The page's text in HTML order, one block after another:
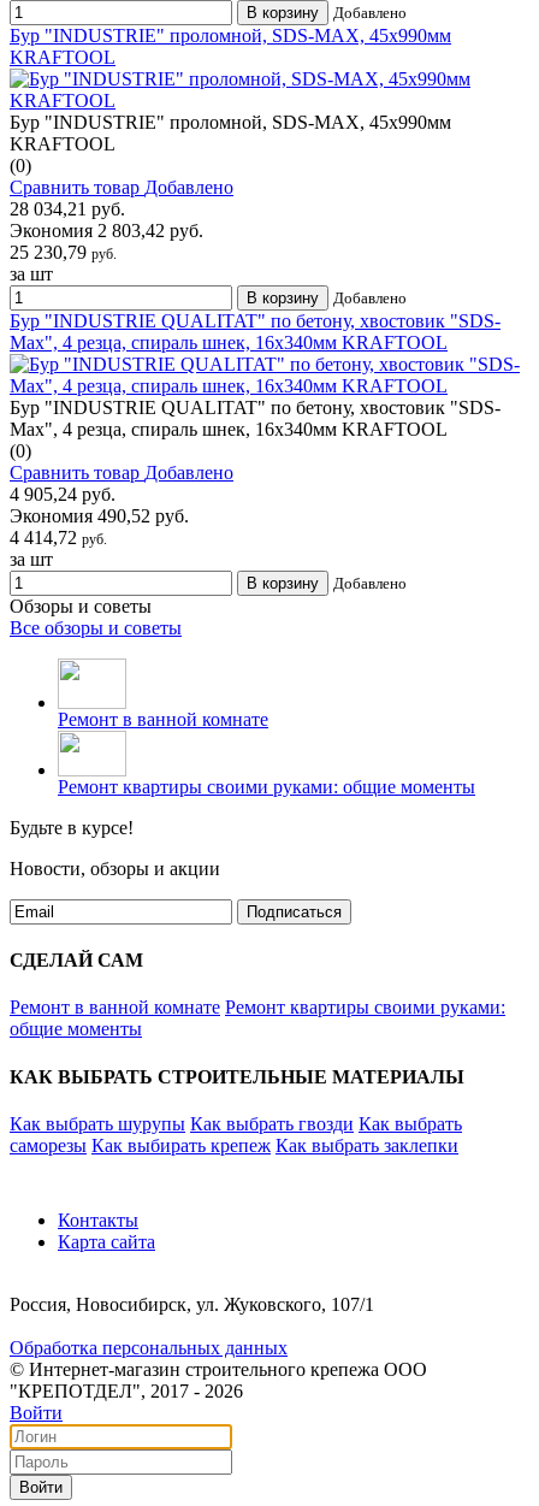
В корзину Добавлено
Бур "INDUSTRIE" проломной, SDS-MAX, 45х990мм
KRAFTOOL
Бур "INDUSTRIE" проломной, SDS-MAX, 45х990мм
KRAFTOOL
(0)
Сравнить товар Добавлено
28 034,21 руб.
Экономия 2 803,42 руб.
25 230,79 руб.
за шт
В корзину Добавлено
Бур "INDUSTRIE QUALITAT" по бетону, хвостовик "SDS-
Max", 4 резца, спираль шнек, 16х340мм KRAFTOOL
Бур "INDUSTRIE QUALITAT" по бетону, хвостовик "SDS-
Max", 4 резца, спираль шнек, 16х340мм KRAFTOOL
(0)
Сравнить товар Добавлено
4 905,24 руб.
Экономия 490,52 руб.
4 414,72 руб.
за шт
В корзину Добавлено
Обзоры и советы
Все обзоры и советы
Ремонт в ванной комнате
Ремонт квартиры своими руками: общие моменты
Будьте в курсе!
Новости, обзоры и акции
Подписаться
СДЕЛАЙ САМ
Ремонт в ванной комнате Ремонт квартиры своими руками:
общие моменты
КАК ВЫБРАТЬ СТРОИТЕЛЬНЫЕ МАТЕРИАЛЫ
Как выбрать шурупы Как выбрать гвозди Как выбрать
саморезы Как выбирать крепеж Как выбрать заклепки
Контакты
Карта сайта
Россия, Новосибирск, ул. Жуковского, 107/1
Обработка персональных данных
© Интернет-магазин строительного крепежа ООО
"КРЕПОТДЕЛ", 2017 - 2026
Войти
Войти